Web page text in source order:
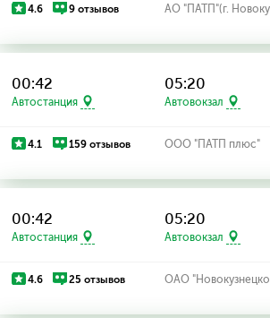
4.6 9 отзывов АО "ПАТП"(г.
00:42
Автостанция
05:20
Автовокзал
4.1 159 отзывов ООО "ПАТП плюс"
00:42
Автостанция
05:20
Автовокзал
4.6 25 отзывов ОАО